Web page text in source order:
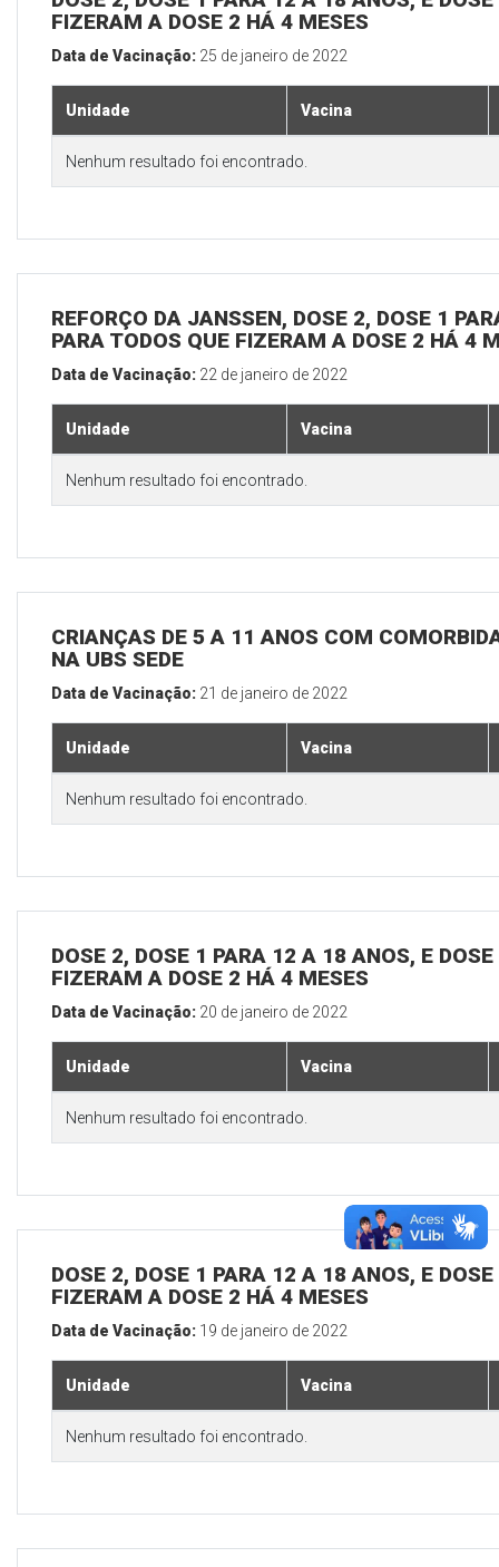
FIZERAM A DOSE 2 HÁ 4 MESES
Data de Vacinação: 25 de janeiro de 2022
Unidade Vacina
Nenhum resultado foi encontrado.
REFORÇO DA JANSSEN, DOSE 2, DOSE 1
PARA TODOS QUE FIZERAM A DOSE 2 HÁ 4
Data de Vacinação: 22 de janeiro de 2022
Unidade Vacina
Nenhum resultado foi encontrado.
CRIANÇAS DE 5 A 11 ANOS COM
NA UBS SEDE
Data de Vacinação: 21 de janeiro de 2022
Unidade Vacina
Nenhum resultado foi encontrado.
DOSE 2, DOSE 1 PARA 12 A 18 ANOS, E
FIZERAM A DOSE 2 HÁ 4 MESES
Data de Vacinação: 20 de janeiro de 2022
Unidade Vacina
Nenhum resultado foi encontrado.
DOSE 2, DOSE 1 PARA 12 A 18 ANOS, E
FIZERAM A DOSE 2 HÁ 4 MESES
Data de Vacinação: 19 de janeiro de 2022
Unidade Vacina
Nenhum resultado foi encontrado.